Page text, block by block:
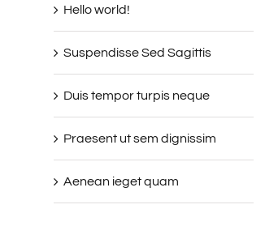
Hello world!
Suspendisse Sed Sagittis
Duis tempor turpis neque
Praesent ut sem dignissim
Aenean ieget quam